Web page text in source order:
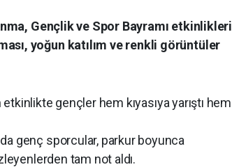
Gençlik ve Spor Bayramı etkinlikleri
yoğun katılım ve renkli görüntüler
gençler hem kıyasıya yarıştı hem
genç sporcular, parkur boyunca
tam not aldı.